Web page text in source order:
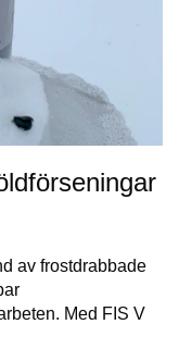
av frostdrabbade
Med FIS V